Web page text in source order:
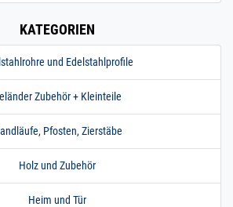
KATEGORIEN
und Edelstahlprofile
Zubehör + Kleinteile
Pfosten, Zierstäbe
Holz und Zubehör
Heim und Tür